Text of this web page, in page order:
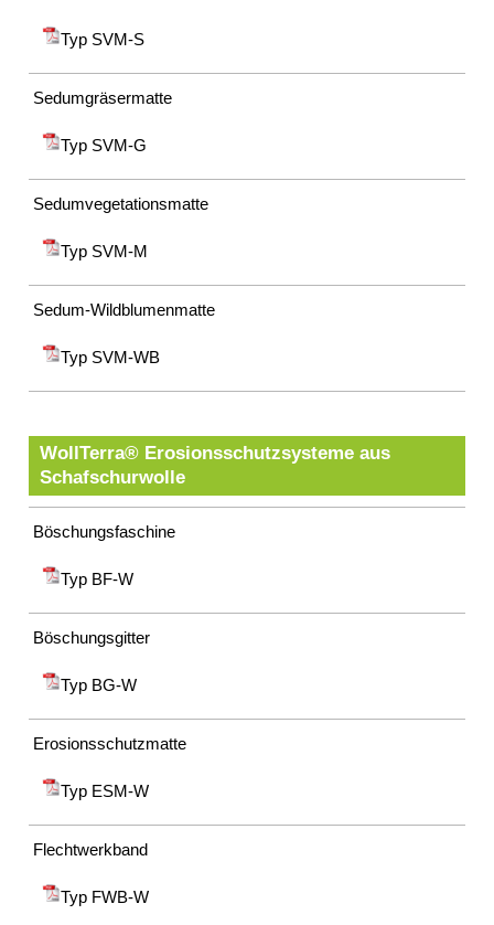
Typ SVM-S
Sedumgräsermatte
Typ SVM-G
Sedumvegetationsmatte
Typ SVM-M
Sedum-Wildblumenmatte
Typ SVM-WB
WollTerra® Erosionsschutzsysteme aus
Schafschurwolle
Böschungsfaschine
Typ BF-W
Böschungsgitter
Typ BG-W
Erosionsschutzmatte
Typ ESM-W
Flechtwerkband
Typ FWB-W